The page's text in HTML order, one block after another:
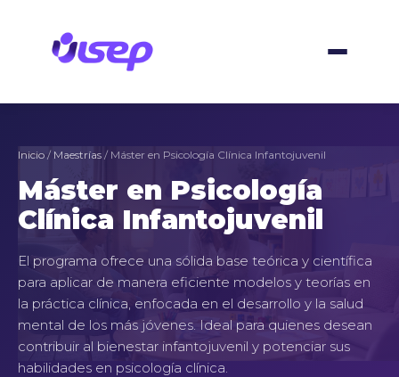
Inicio / Maestrías / Máster en Psicología Clínica Infantojuvenil
Máster en Psicología
Clínica Infantojuvenil
El programa ofrece una sólida base teórica y científica
para aplicar de manera eficiente modelos y teorías en
la práctica clínica, enfocada en el desarrollo y la salud
mental de los más jóvenes. Ideal para quienes desean
contribuir al bienestar infantojuvenil y potenciar sus
habilidades en psicología clínica.